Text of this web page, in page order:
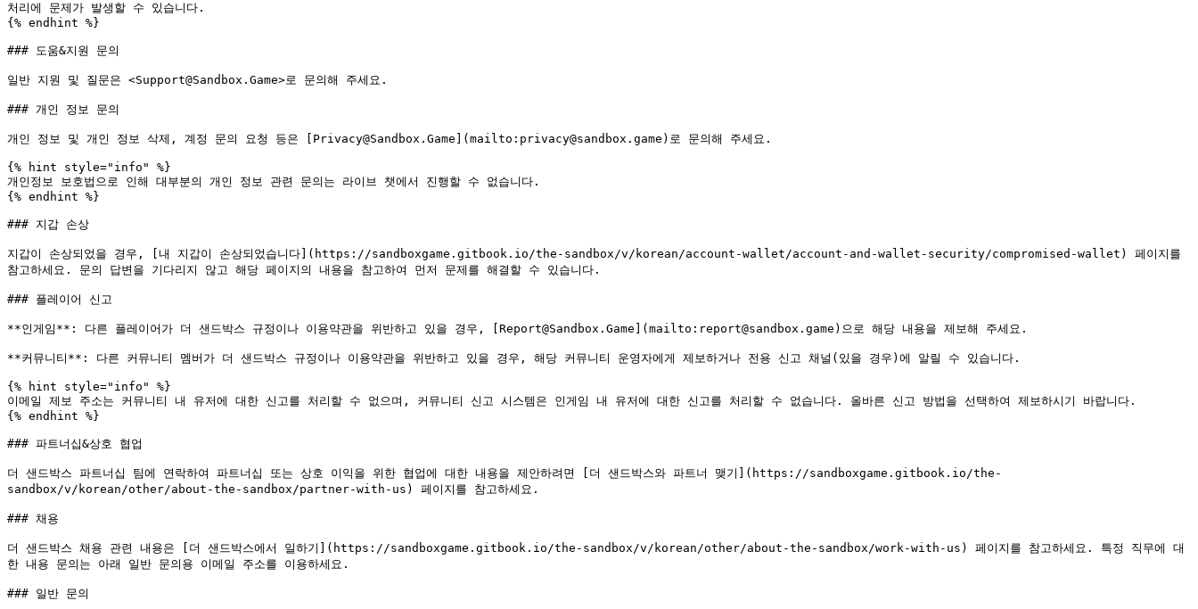
처리에 문제가 발생할 수 있습니다.
{% endhint %}
### 도움&지원 문의
일반 지원 및 질문은 <Support@Sandbox.Game>로 문의해 주세요.
### 개인 정보 문의
개인 정보 및 개인 정보 삭제, 계정 문의 요청 등은 [Privacy@Sandbox.Game](mailto:privacy@sandbox.game)로 문의해 주세요.
{% hint style="info" %}
개인정보 보호법으로 인해 대부분의 개인 정보 관련 문의는 라이브 챗에서 진행할 수 없습니다.
{% endhint %}
### 지갑 손상
지갑이 손상되었을 경우, [내 지갑이 손상되었습니다](https://sandboxgame.gitbook.io/the-sandbox/v/korean/account-wallet/account-and-wallet-security/compromised-wallet) 페이지를
참고하세요. 문의 답변을 기다리지 않고 해당 페이지의 내용을 참고하여 먼저 문제를 해결할 수 있습니다.
### 플레이어 신고
**인게임**: 다른 플레이어가 더 샌드박스 규정이나 이용약관을 위반하고 있을 경우, [Report@Sandbox.Game](mailto:report@sandbox.game)으로 해당 내용을 제보해 주세요.
**커뮤니티**: 다른 커뮤니티 멤버가 더 샌드박스 규정이나 이용약관을 위반하고 있을 경우, 해당 커뮤니티 운영자에게 제보하거나 전용 신고 채널(있을 경우)에 알릴 수 있습니다.
{% hint style="info" %}
이메일 제보 주소는 커뮤니티 내 유저에 대한 신고를 처리할 수 없으며, 커뮤니티 신고 시스템은 인게임 내 유저에 대한 신고를 처리할 수 없습니다. 올바른 신고 방법을 선택하여 제보하시기 바랍니다.
{% endhint %}
### 파트너십&상호 협업
더 샌드박스 파트너십 팀에 연락하여 파트너십 또는 상호 이익을 위한 협업에 대한 내용을 제안하려면 [더 샌드박스와 파트너 맺기](https://sandboxgame.gitbook.io/the-
sandbox/v/korean/other/about-the-sandbox/partner-with-us) 페이지를 참고하세요.
### 채용
더 샌드박스 채용 관련 내용은 [더 샌드박스에서 일하기](https://sandboxgame.gitbook.io/the-sandbox/v/korean/other/about-the-sandbox/work-with-us) 페이지를 참고하세요. 특정 직무에 대
한 내용 문의는 아래 일반 문의용 이메일 주소를 이용하세요.
### 일반 문의